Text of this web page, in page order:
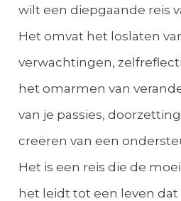
wilt een diepgaande reis
Het omvat het loslaten
verwachtingen,
het omarmen van
van je passies,
creëren van een
Het is een reis die de
het leidt tot een leven